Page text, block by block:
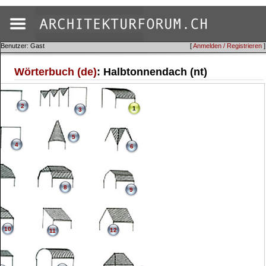
[Anmelden / Registrieren ]
Benutzer: Gast
Wörterbuch (de): Halbtonnendach (nt)
1
2
3
4
5
6
8 9
10 11 12